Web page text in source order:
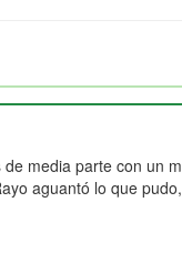
media parte con un
aguantó lo que